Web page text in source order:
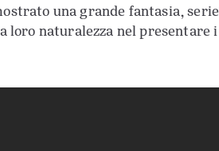
una grande fantasia,
naturalezza nel presentare